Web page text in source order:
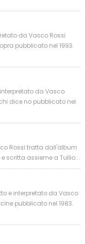
da Vasco Rossi
pubblicato nel 1993.
da Vasco
dice no pubblicato nel
Rossi tratta dall'album
e scritta assieme a Tullio...
e interpretato da Vasco
pubblicato nel 1983.